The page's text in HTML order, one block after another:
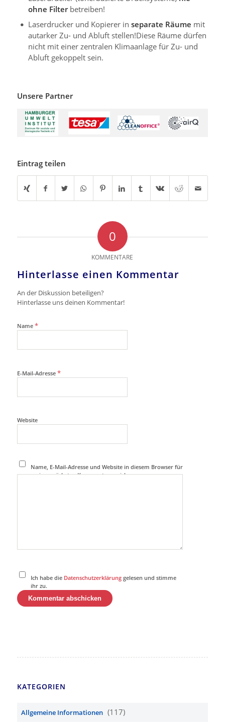
ohne Filterbetreiben!
Laserdrucker und Kopierer in separate Räume mit
autarker Zu- und Abluft stellen!Diese Räume dürfen
nicht mit einer zentralen Klimaanlage für Zu- und
Abluft gekoppelt sein.
Unsere Partner
Eintrag teilen
0
KOMMENTARE
Hinterlasse einen Kommentar
An der Diskussion beteiligen?
Hinterlasse uns deinen Kommentar!
Name *
E-Mail-Adresse *
Website
Name, E-Mail-Adresse und Website in diesem Browser für
meinen nächsten Kommentar speichern.
Ich habe die Datenschutzerklärung gelesen und stimme
ihr zu.
KATEGORIEN
Allgemeine Informationen (117)